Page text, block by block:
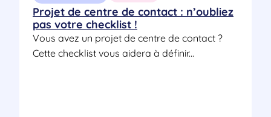
Projet de centre de contact : n’oubliez
pas votre checklist !
Vous avez un projet de centre de contact ?
Cette checklist vous aidera à définir...